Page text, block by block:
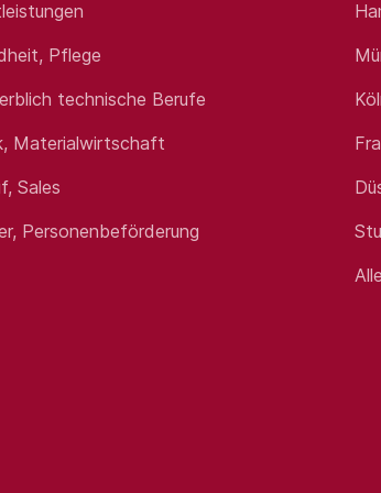
für Lagerlogistik, Fachlagerist (m/w/d)
und Staplerschein
sowie Teamfähigkeit
Aufgaben
Pflege
technische Berufe
Materialwirtschaft
Sales
Personenbeförderung